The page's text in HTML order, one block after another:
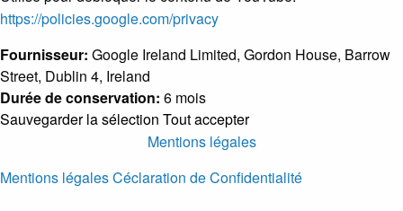
https://policies.google.com/privacy
Fournisseur: Google Ireland Limited, Gordon House, Barrow
Street, Dublin 4, Ireland
Durée de conservation: 6 mois
Sauvegarder la sélection Tout accepter
Mentions légales
Mentions légalesCéclaration de Confidentialité